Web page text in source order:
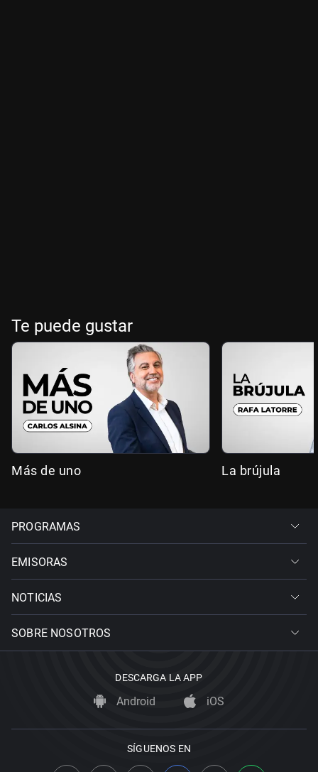
Te puede gustar
Más de uno La brújula
PROGRAMAS
EMISORAS
NOTICIAS
SOBRE NOSOTROS
DESCARGA LA APP
Android iOS
SÍGUENOS EN